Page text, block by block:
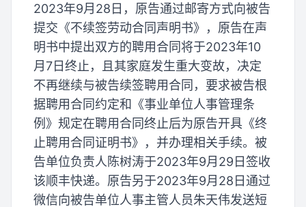
2023年9月28日，原告通过邮寄方式向被告
提交《不续签劳动合同声明书》，原告在声
明书中提出双方的聘用合同将于2023年10
月7日终止，且其家庭发生重大变故，决定
不再继续与被告续签聘用合同，要求被告根
据聘用合同约定和《事业单位人事管理条
例》规定在聘用合同终止后为原告开具《终
止聘用合同证明书》，并办理相关手续。被
告单位负责人陈树涛于2023年9月29日签收
该顺丰快递。原告另于2023年9月28日通过
微信向被告单位人事主管人员朱天伟发送短